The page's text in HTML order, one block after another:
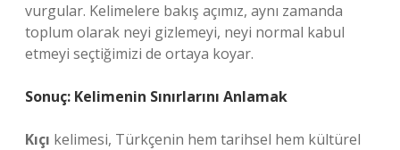
vurgular. Kelimelere bakış açımız, aynı zamanda
toplum olarak neyi gizlemeyi, neyi normal kabul
etmeyi seçtiğimizi de ortaya koyar.
Sonuç: Kelimenin Sınırlarını Anlamak
Kıçı kelimesi, Türkçenin hem tarihsel hem kültürel